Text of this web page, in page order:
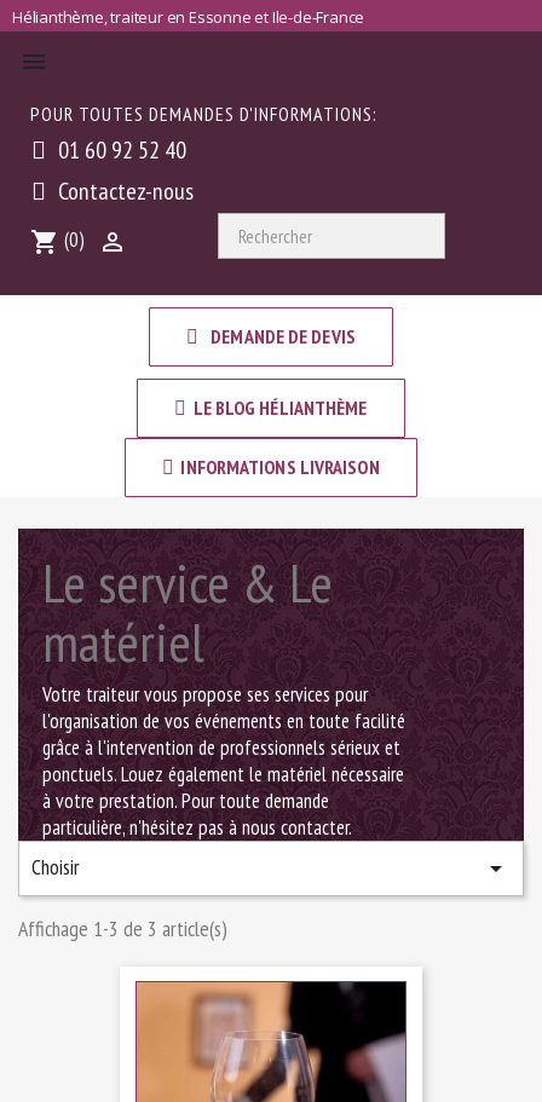
Hélianthème, traiteur en Essonne et Ile-de-France

POUR TOUTES DEMANDES D'INFORMATIONS:
01 60 92 52 40
Contactez-nous
shopping_cart (0) 
DEMANDE DE DEVIS
LE BLOG HÉLIANTHÈME
INFORMATIONS LIVRAISON
Le service & Le
matériel
Votre traiteur vous propose ses services pour
l'organisation de vos événements en toute facilité
grâce à l'intervention de professionnels sérieux et
ponctuels. Louez également le matériel nécessaire
à votre prestation. Pour toute demande
particulière, n'hésitez pas à nous contacter.
Choisir 
Affichage 1-3 de 3 article(s)